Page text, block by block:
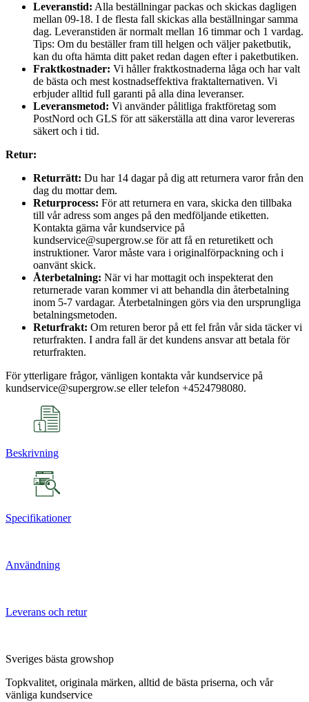
Leveranstid: Alla beställningar packas och skickas dagligen
mellan 09-18. I de flesta fall skickas alla beställningar samma
dag. Leveranstiden är normalt mellan 16 timmar och 1 vardag.
Tips: Om du beställer fram till helgen och väljer paketbutik,
kan du ofta hämta ditt paket redan dagen efter i paketbutiken.
Fraktkostnader: Vi håller fraktkostnaderna låga och har valt
de bästa och mest kostnadseffektiva fraktalternativen. Vi
erbjuder alltid full garanti på alla dina leveranser.
Leveransmetod: Vi använder pålitliga fraktföretag som
PostNord och GLS för att säkerställa att dina varor levereras
säkert och i tid.
Retur:
Returrätt: Du har 14 dagar på dig att returnera varor från den
dag du mottar dem.
Returprocess: För att returnera en vara, skicka den tillbaka
till vår adress som anges på den medföljande etiketten.
Kontakta gärna vår kundservice på
kundservice@supergrow.se för att få en returetikett och
instruktioner. Varor måste vara i originalförpackning och i
oanvänt skick.
Återbetalning: När vi har mottagit och inspekterat den
returnerade varan kommer vi att behandla din återbetalning
inom 5-7 vardagar. Återbetalningen görs via den ursprungliga
betalningsmetoden.
Returfrakt: Om returen beror på ett fel från vår sida täcker vi
returfrakten. I andra fall är det kundens ansvar att betala för
returfrakten.
För ytterligare frågor, vänligen kontakta vår kundservice på
kundservice@supergrow.se eller telefon +4524798080.
Beskrivning
Specifikationer
Användning
Leverans och retur
Sveriges bästa growshop
Topkvalitet, originala märken, alltid de bästa priserna, och vår
vänliga kundservice